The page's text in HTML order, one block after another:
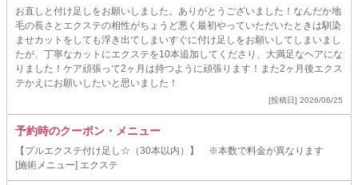
お直しと付け足しをお願いしました。ありがとうございました！なんだか地
毛の長さとエクステの相性がちょうど悪く最初やっていただいたときは馴染
ませカットをしても浮き出てしまいすぐに付け足しをお願いしてしまいまし
たが、丁寧なカットにエクステを10本追加してくださり、大満足なヘアにな
りました！ケア頑張って2ヶ月は持つように頑張ります！また2ヶ月後エクス
テかえにお願いしたいと思いました！
[投稿日] 2026/06/25
予約時のクーポン・メニュー
【プルエクステ付け足し☆（30本以内）】 ※本数で料金が異なります
[施術メニュー] エクステ